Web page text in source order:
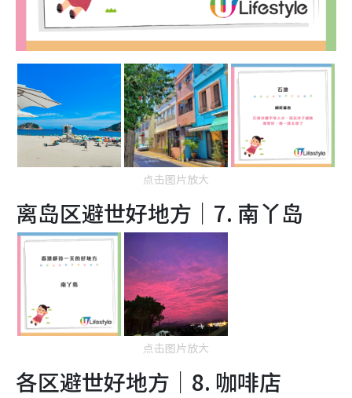
点击图片放大
离岛区避世好地方｜7. 南丫岛
点击图片放大
各区避世好地方｜8. 咖啡店